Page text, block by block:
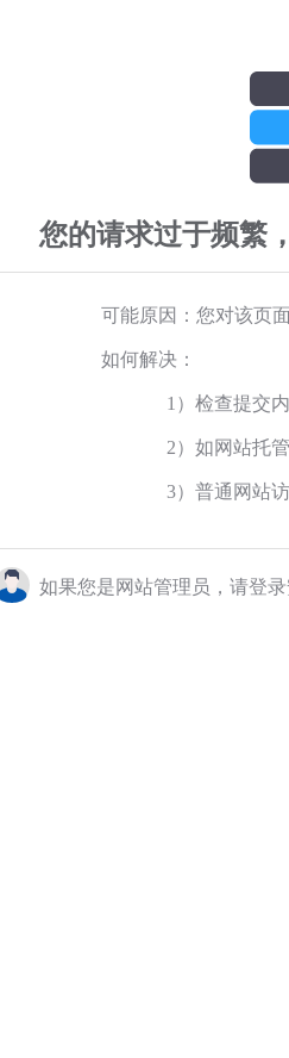
您的请求过于频繁
可能原因：您对该页
如何解决：
1）检查提交
2）如网站托
3）普通网站
如果您是网站管理员，请登